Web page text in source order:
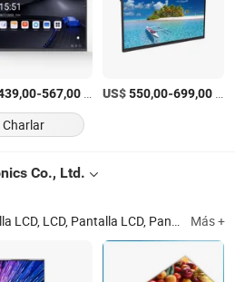
-567,00/Pieza US$550,00-699,00
Charlar
Co., Ltd.
Módulo LCD, LCD TFT, Pantalla LCD, LCD, Pantalla LCD, Pantalla táctil, Panel táctil, Pantalla táctil, Pantallas táctiles, Panel de pantalla táctil Más +